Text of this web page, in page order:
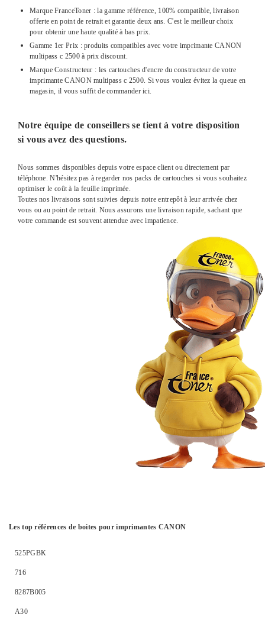
Marque FranceToner : la gamme référence, 100% compatible, livraison
offerte en point de retrait et garantie deux ans. C'est le meilleur choix
pour obtenir une haute qualité à bas prix.
Gamme 1er Prix : produits compatibles avec votre imprimante CANON
multipass c 2500 à prix discount.
Marque Constructeur : les cartouches d'encre du constructeur de votre
imprimante CANON multipass c 2500. Si vous voulez évitez la queue en
magasin, il vous suffit de commander ici.
Notre équipe de conseillers se tient à votre disposition
si vous avez des questions.
Nous sommes disponibles depuis votre espace client ou directement par
téléphone. N'hésitez pas à regarder nos packs de cartouches si vous souhaitez
optimiser le coût à la feuille imprimée.
Toutes nos livraisons sont suivies depuis notre entrepôt à leur arrivée chez
vous ou au point de retrait. Nous assurons une livraison rapide, sachant que
votre commande est souvent attendue avec impatience.
Les top références de boites pour imprimantes CANON
525PGBK
716
8287B005
A30